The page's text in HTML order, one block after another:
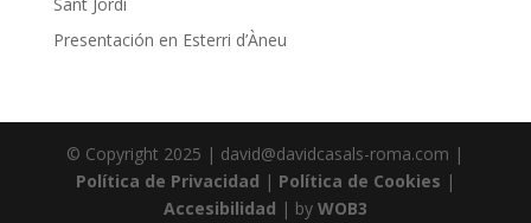
Presentación en Esterri d’Àneu
© Copyright 2025 | david@davidcasals-roma.com |
Política de Privacidad | Política de Cookies |
Accesibilidad | by WOB3